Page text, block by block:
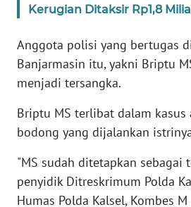
Kerugian Ditaksir Rp1,8
Anggota polisi yang bertugas
Banjarmasin itu, yakni Briptu
menjadi tersangka.
Briptu MS terlibat dalam
bodong yang dijalankan
"MS sudah ditetapkan sebagai
penyidik Ditreskrimum Polda
Humas Polda Kalsel, Kombes
DISCLAIMER
News
Regional
WN